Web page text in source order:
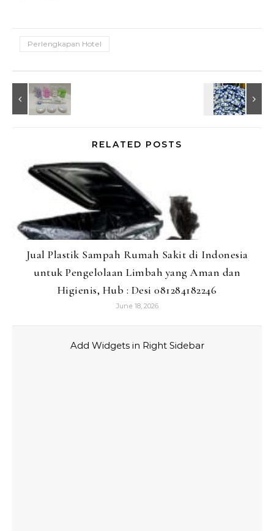
Perlengkapan Hotel
RELATED POSTS
Jual Plastik Sampah Rumah Sakit di Indonesia
untuk Pengelolaan Limbah yang Aman dan
Higienis, Hub : Desi 081284182246
June 18, 2026
Add Widgets in Right Sidebar